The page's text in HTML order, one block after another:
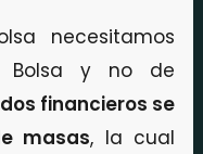
necesitamos
Bolsa y no de
financieros se
masas, la cual